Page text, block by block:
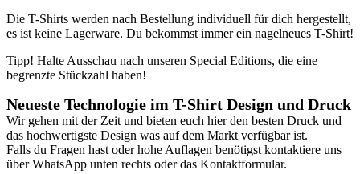
Die T-Shirts werden nach Bestellung individuell für dich hergestellt,
es ist keine Lagerware. Du bekommst immer ein nagelneues T-Shirt!
Tipp! Halte Ausschau nach unseren Special Editions, die eine
begrenzte Stückzahl haben!
Neueste Technologie im T-Shirt Design und Druck
Wir gehen mit der Zeit und bieten euch hier den besten Druck und
das hochwertigste Design was auf dem Markt verfügbar ist.
Falls du Fragen hast oder hohe Auflagen benötigst kontaktiere uns
über WhatsApp unten rechts oder das Kontaktformular.